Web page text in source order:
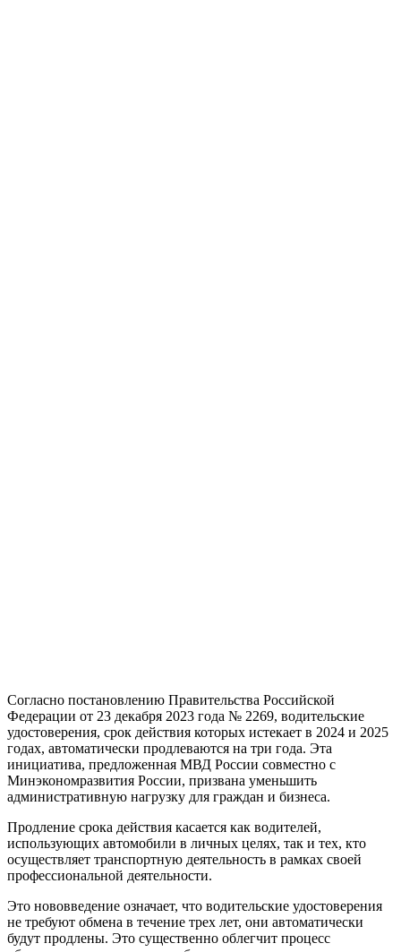
Согласно постановлению Правительства Российской
Федерации от 23 декабря 2023 года № 2269, водительские
удостоверения, срок действия которых истекает в 2024 и 2025
годах, автоматически продлеваются на три года. Эта
инициатива, предложенная МВД России совместно с
Минэкономразвития России, призвана уменьшить
административную нагрузку для граждан и бизнеса.
Продление срока действия касается как водителей,
использующих автомобили в личных целях, так и тех, кто
осуществляет транспортную деятельность в рамках своей
профессиональной деятельности.
Это нововведение означает, что водительские удостоверения
не требуют обмена в течение трех лет, они автоматически
будут продлены. Это существенно облегчит процесс